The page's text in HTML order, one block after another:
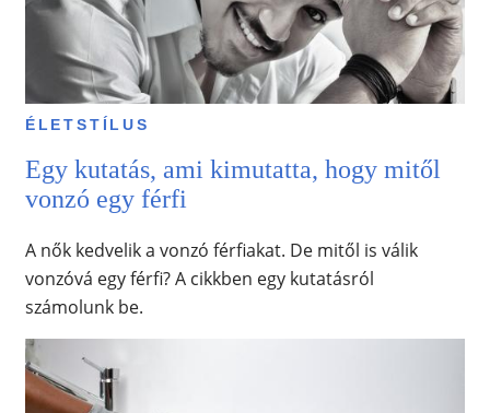
ÉLETSTÍLUS
Egy kutatás, ami kimutatta, hogy mitől
vonzó egy férfi
A nők kedvelik a vonzó férfiakat. De mitől is válik
vonzóvá egy férfi? A cikkben egy kutatásról
számolunk be.